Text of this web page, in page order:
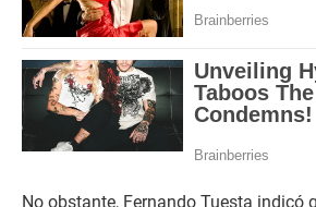
No obstante, Fernando Tuesta indicó